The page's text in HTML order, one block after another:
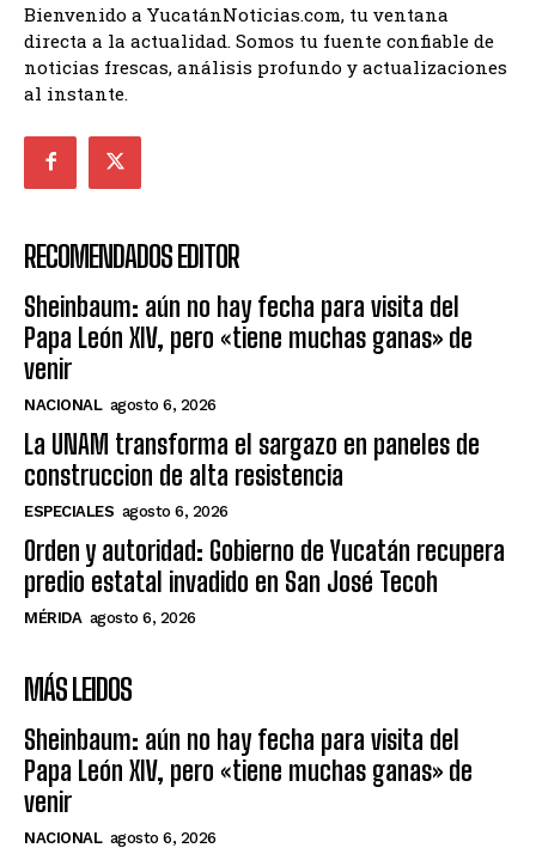
Bienvenido a YucatánNoticias.com, tu ventana
directa a la actualidad. Somos tu fuente confiable de
noticias frescas, análisis profundo y actualizaciones
al instante.
RECOMENDADOS EDITOR
Sheinbaum: aún no hay fecha para visita del
Papa León XIV, pero «tiene muchas ganas» de
venir
NACIONAL agosto 6, 2026
La UNAM transforma el sargazo en paneles de
construccion de alta resistencia
ESPECIALES agosto 6, 2026
Orden y autoridad: Gobierno de Yucatán recupera
predio estatal invadido en San José Tecoh
MÉRIDA agosto 6, 2026
MÁS LEIDOS
Sheinbaum: aún no hay fecha para visita del
Papa León XIV, pero «tiene muchas ganas» de
venir
NACIONAL agosto 6, 2026